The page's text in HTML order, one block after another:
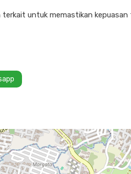
untuk memastikan kepuasan